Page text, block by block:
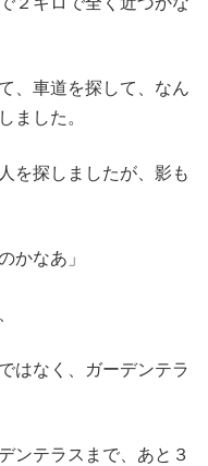
、車道を探して、なん
ました。
を探しましたが、影も
かなあ」
はなく、ガーデンテラ
ンテラスまで、あと３